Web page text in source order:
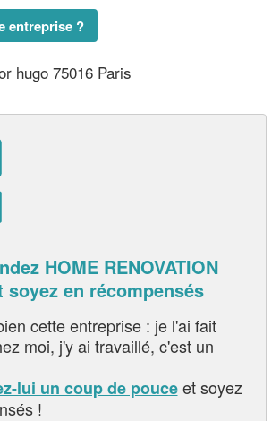
entreprise ?
hugo 75016 Paris
HOME RENOVATION
soyez en récompensés
cette entreprise : je l'ai fait
moi, j'y ai travaillé, c'est un
lui un coup de pouceet soyez
!